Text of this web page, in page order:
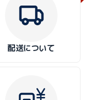
配送について